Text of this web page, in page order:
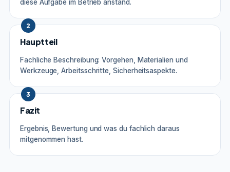
diese Aufgabe im Betrieb anstand.
2
Hauptteil
Fachliche Beschreibung: Vorgehen, Materialien und
Werkzeuge, Arbeitsschritte, Sicherheitsaspekte.
3
Fazit
Ergebnis, Bewertung und was du fachlich daraus
mitgenommen hast.